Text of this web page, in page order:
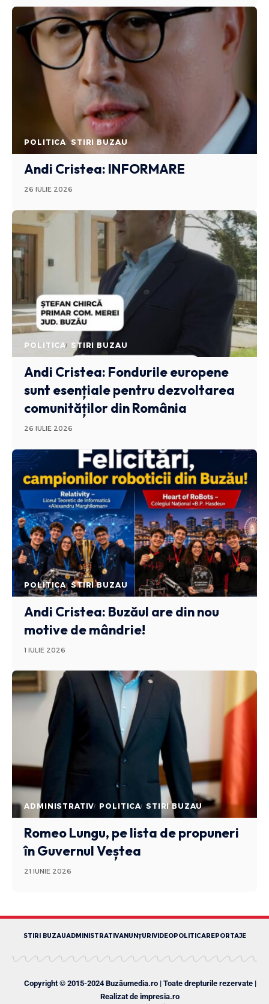
POLITICA STIRI BUZAU
Andi Cristea: INFORMARE
26 IULIE 2026
POLITICA STIRI BUZAU
Andi Cristea: Fondurile europene
sunt esențiale pentru dezvoltarea
comunităților din România
26 IULIE 2026
POLITICA STIRI BUZAU
Andi Cristea: Buzăul are din nou
motive de mândrie!
1 IULIE 2026
ADMINISTRATIV POLITICA STIRI BUZAU
Romeo Lungu, pe lista de propuneri
în Guvernul Veștea
21 IUNIE 2026
STIRI BUZAUADMINISTRATIVANUNȚURI VIDEOPOLITICAREPORTAJE
Copyright © 2015-2024 Buzăumedia.ro | Toate drepturile rezervate |
Realizat de impresia.ro